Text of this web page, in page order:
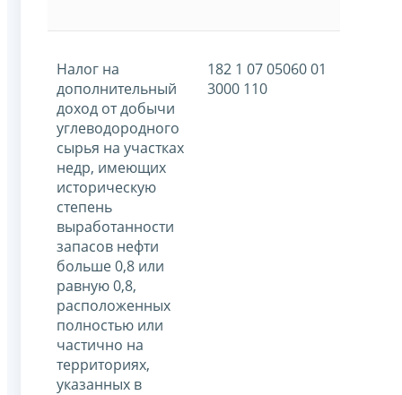
Налог на
дополнительный
доход от добычи
углеводородного
сырья на участках
недр, имеющих
историческую
степень
выработанности
запасов нефти
больше 0,8 или
равную 0,8,
расположенных
полностью или
частично на
территориях,
указанных в
182 1 07 05060 01
3000 110